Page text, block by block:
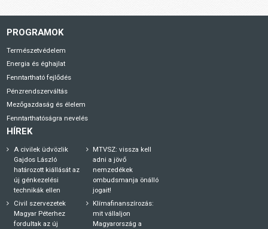
PROGRAMOK
Természetvédelem
Energia és éghajlat
Fenntartható fejlődés
Pénzrendszerváltás
Mezőgazdaság és élelem
Fenntarthatóságra nevelés
HÍREK
A civilek üdvözlik
Gajdos László
határozott kiállását az
új génkezelési
technikák ellen
Civil szervezetek
Magyar Péterhez
fordultak az új
MTVSZ: vissza kell
adni a jövő
nemzedékek
ombudsmanja önálló
jogait!
Klímafinanszírozás:
mit vállaljon
Magyarország a